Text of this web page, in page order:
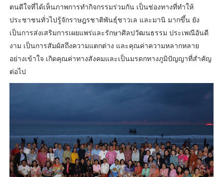
ตนดีใจที่ได้เห็นภาพการทำกิจกรรมร่วมกัน เป็นช่องทางที่ทำให้
ประชาชนทั่วไปรู้จักราษฎรชาติพันธุ์ชาวเล และมานิ มากขึ้น ยัง
เป็นการส่งเสริมการเผยแพร่และรักษาศิลปวัฒนธรรม ประเพณีอันดี
งาม เป็นการสัมผัสถึงความแตกต่าง และคุณค่าความหลากหลาย
อย่างเข้าใจ เกิดคุณค่าทางสังคมและเป็นมรดกทางภูมิปัญญาที่สำคัญ
ต่อไป